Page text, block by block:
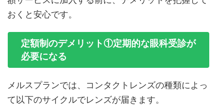
おくと安心です。
定額制のデメリット①定期的な眼科受診が
必要になる
メルスプランでは、コンタクトレンズの種類によっ
て以下のサイクルでレンズが届きます。